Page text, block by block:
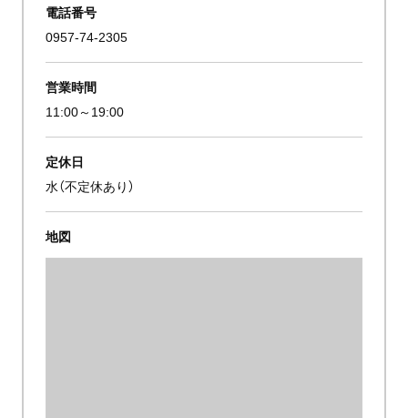
電話番号
0957-74-2305
営業時間
11:00～19:00
定休日
水（不定休あり）
地図